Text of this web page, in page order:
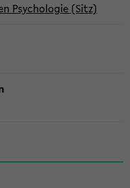
Psychologie (Sitz)